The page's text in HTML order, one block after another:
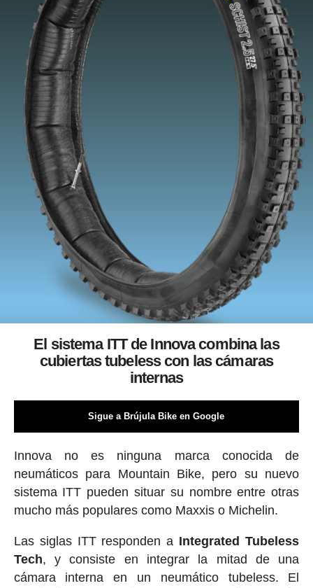
El sistema ITT de Innova combina las
cubiertas tubeless con las cámaras
internas
Sigue a Brújula Bike en Google
Innova no es ninguna marca conocida de
neumáticos para Mountain Bike, pero su nuevo
sistema ITT pueden situar su nombre entre otras
mucho más populares como Maxxis o Michelin.
Las siglas ITT responden a Integrated Tubeless
Tech, y consiste en integrar la mitad de una
cámara interna en un neumático tubeless. El